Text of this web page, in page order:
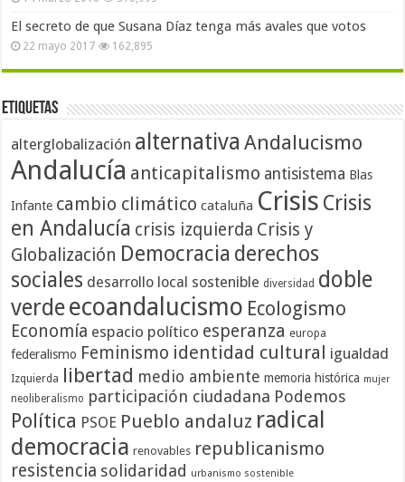
El secreto de que Susana Díaz tenga más avales que votos
22 mayo 2017 162,895
Etiquetas
alterglobalización alternativa Andalucismo
Andalucía anticapitalismo antisistema Blas
Infante cambio climático cataluña Crisis Crisis
en Andalucía crisis izquierda Crisis y
Globalización Democracia derechos
sociales desarrollo local sostenible diversidad doble
verdeecoandalucismo Ecologismo
Economía espacio político esperanza europa
federalismo Feminismo identidad cultural igualdad
Izquierda libertad medio ambiente memoria histórica mujer
neoliberalismo participación ciudadana Podemos
Política PSOE Pueblo andaluz radical
democracia renovables republicanismo
resistencia solidaridad urbanismo sostenible